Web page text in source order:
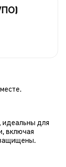
ПО)
для
включая